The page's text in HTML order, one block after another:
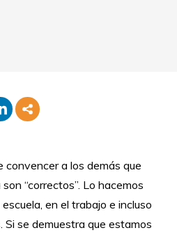
a los demás que
“correctos”. Lo hacemos
en el trabajo e incluso
Si se demuestra que estamos